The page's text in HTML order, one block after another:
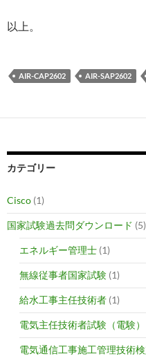
以上。
AIR-CAP2602 AIR-SAP2602
カテゴリー
Cisco (1)
国家試験過去問ダウンロード (5)
エネルギー管理士 (1)
無線従事者国家試験 (1)
給水工事主任技術者 (1)
電気主任技術者試験（電験）
電気通信工事施工管理技術